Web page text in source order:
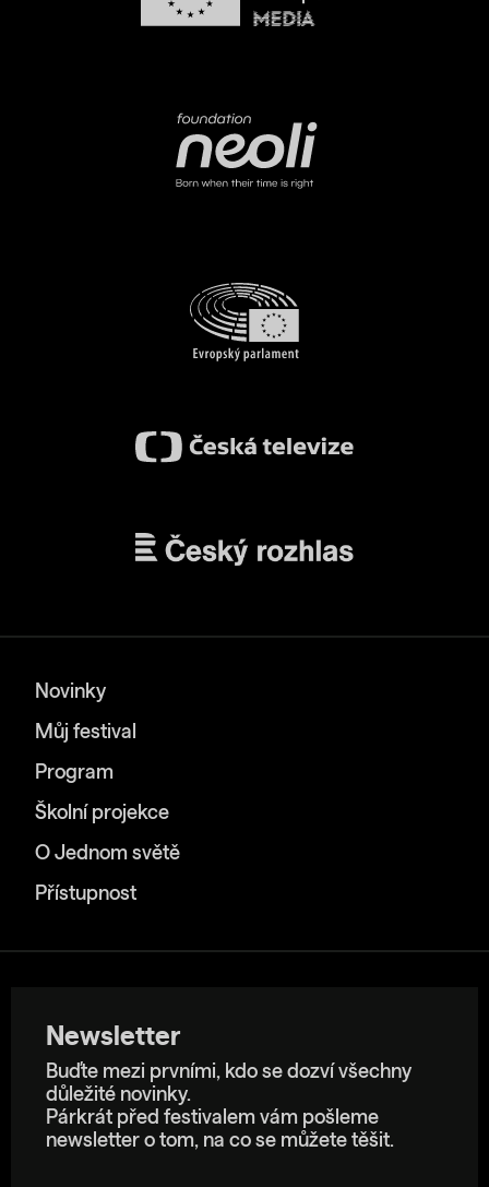
Novinky
Můj festival
Program
Školní projekce
O Jednom světě
Přístupnost
Newsletter
Buďte mezi prvními, kdo se dozví všechny
důležité novinky.
Párkrát před festivalem vám pošleme
newsletter o tom, na co se můžete těšit.